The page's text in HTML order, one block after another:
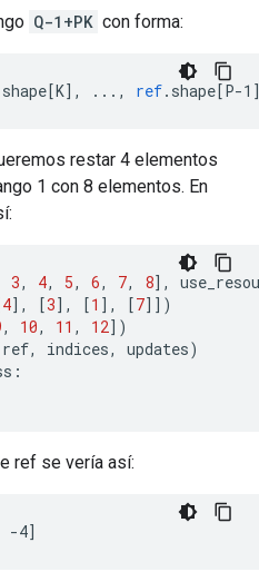
Q-1+PK con forma:
] , ..., ref. shape[P-1
restar 4 elementos
1 con 8 elementos. En
3, 4, 5, 6, 7, 8],
4], [3], [1 ], [7]])
, 10, 11 , 12])
ref, indices, updates)
:
ref se vería así:
-4]